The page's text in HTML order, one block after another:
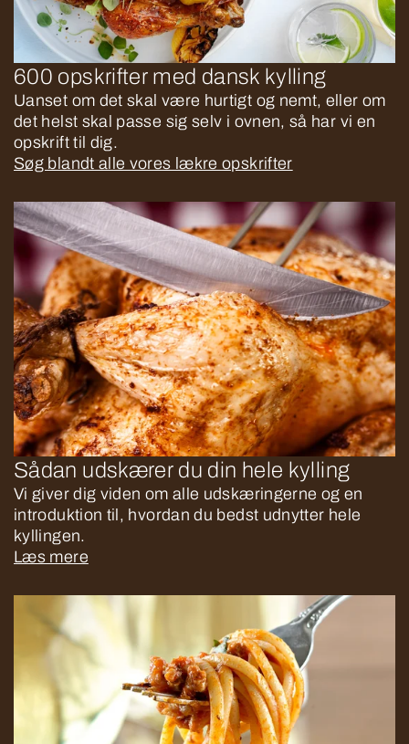
600 opskrifter med dansk kylling
Uanset om det skal være hurtigt og nemt, eller om
det helst skal passe sig selv i ovnen, så har vi en
opskrift til dig.
Søg blandt alle vores lækre opskrifter
Sådan udskærer du din hele kylling
Vi giver dig viden om alle udskæringerne og en
introduktion til, hvordan du bedst udnytter hele
kyllingen.
Læs mere